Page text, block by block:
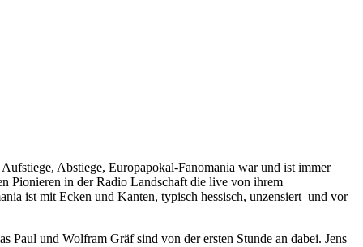
Abstiege, Europapokal-Fanomania war und ist immer
Pionieren in der Radio Landschaft die live von ihrem
ist mit Ecken und Kanten, typisch hessisch, unzensiert und vor
Paul und Wolfram Gräf sind von der ersten Stunde an dabei. Jens